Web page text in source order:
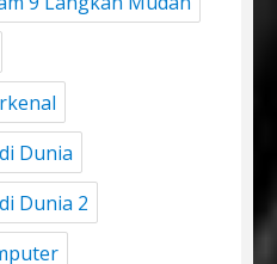
Dunia
Dunia 2